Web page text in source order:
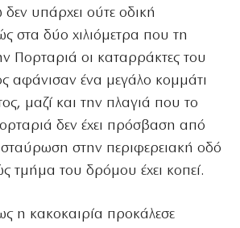
υπάρχει ούτε οδική
στα δύο χιλιόμετρα που τη
Πορταριά οι καταρράκτες του
αφάνισαν ένα μεγάλο κομμάτι
μαζί και την πλαγιά που το
δεν έχει πρόσβαση από
στην περιφερειακή οδό
τμήμα του δρόμου έχει κοπεί.
η κακοκαιρία προκάλεσε